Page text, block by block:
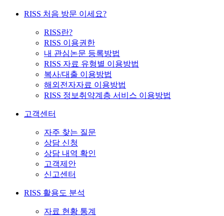
RISS 처음 방문 이세요?
RISS란?
RISS 이용권한
내 관심논문 등록방법
RISS 자료 유형별 이용방법
복사/대출 이용방법
해외전자자료 이용방법
RISS 정보취약계층 서비스 이용방법
고객센터
자주 찾는 질문
상담 신청
상담 내역 확인
고객제안
신고센터
RISS 활용도 분석
자료 현황 통계